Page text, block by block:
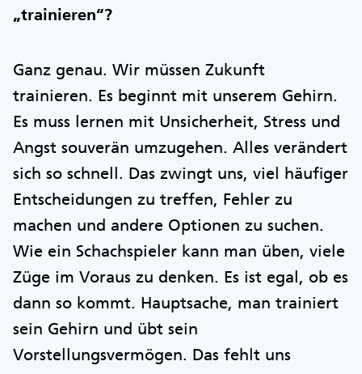
„trainieren“?
Ganz genau. Wir müssen Zukunft
trainieren. Es beginnt mit unserem Gehirn.
Es muss lernen mit Unsicherheit, Stress und
Angst souverän umzugehen. Alles verändert
sich so schnell. Das zwingt uns, viel häufiger
Entscheidungen zu treffen, Fehler zu
machen und andere Optionen zu suchen.
Wie ein Schachspieler kann man üben, viele
Züge im Voraus zu denken. Es ist egal, ob es
dann so kommt. Hauptsache, man trainiert
sein Gehirn und übt sein
Vorstellungsvermögen. Das fehlt uns